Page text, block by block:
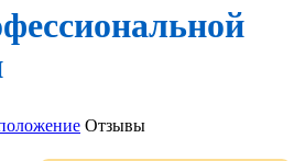
Отзывы